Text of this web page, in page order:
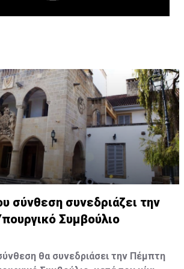
σύνθεση συνεδριάζει την
Συμβούλιο
θα συνεδριάσει την Πέμπτη